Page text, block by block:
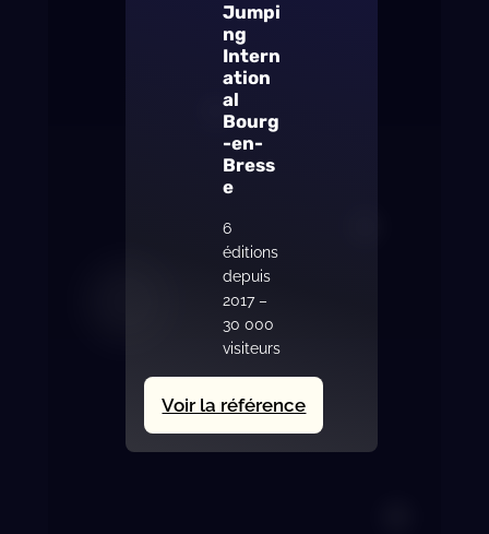
Jumpi
ng
Intern
ation
al
Bourg
-en-
Bress
e
6
éditions
depuis
2017 –
30 000
visiteurs
Voir la référence:
Jumping